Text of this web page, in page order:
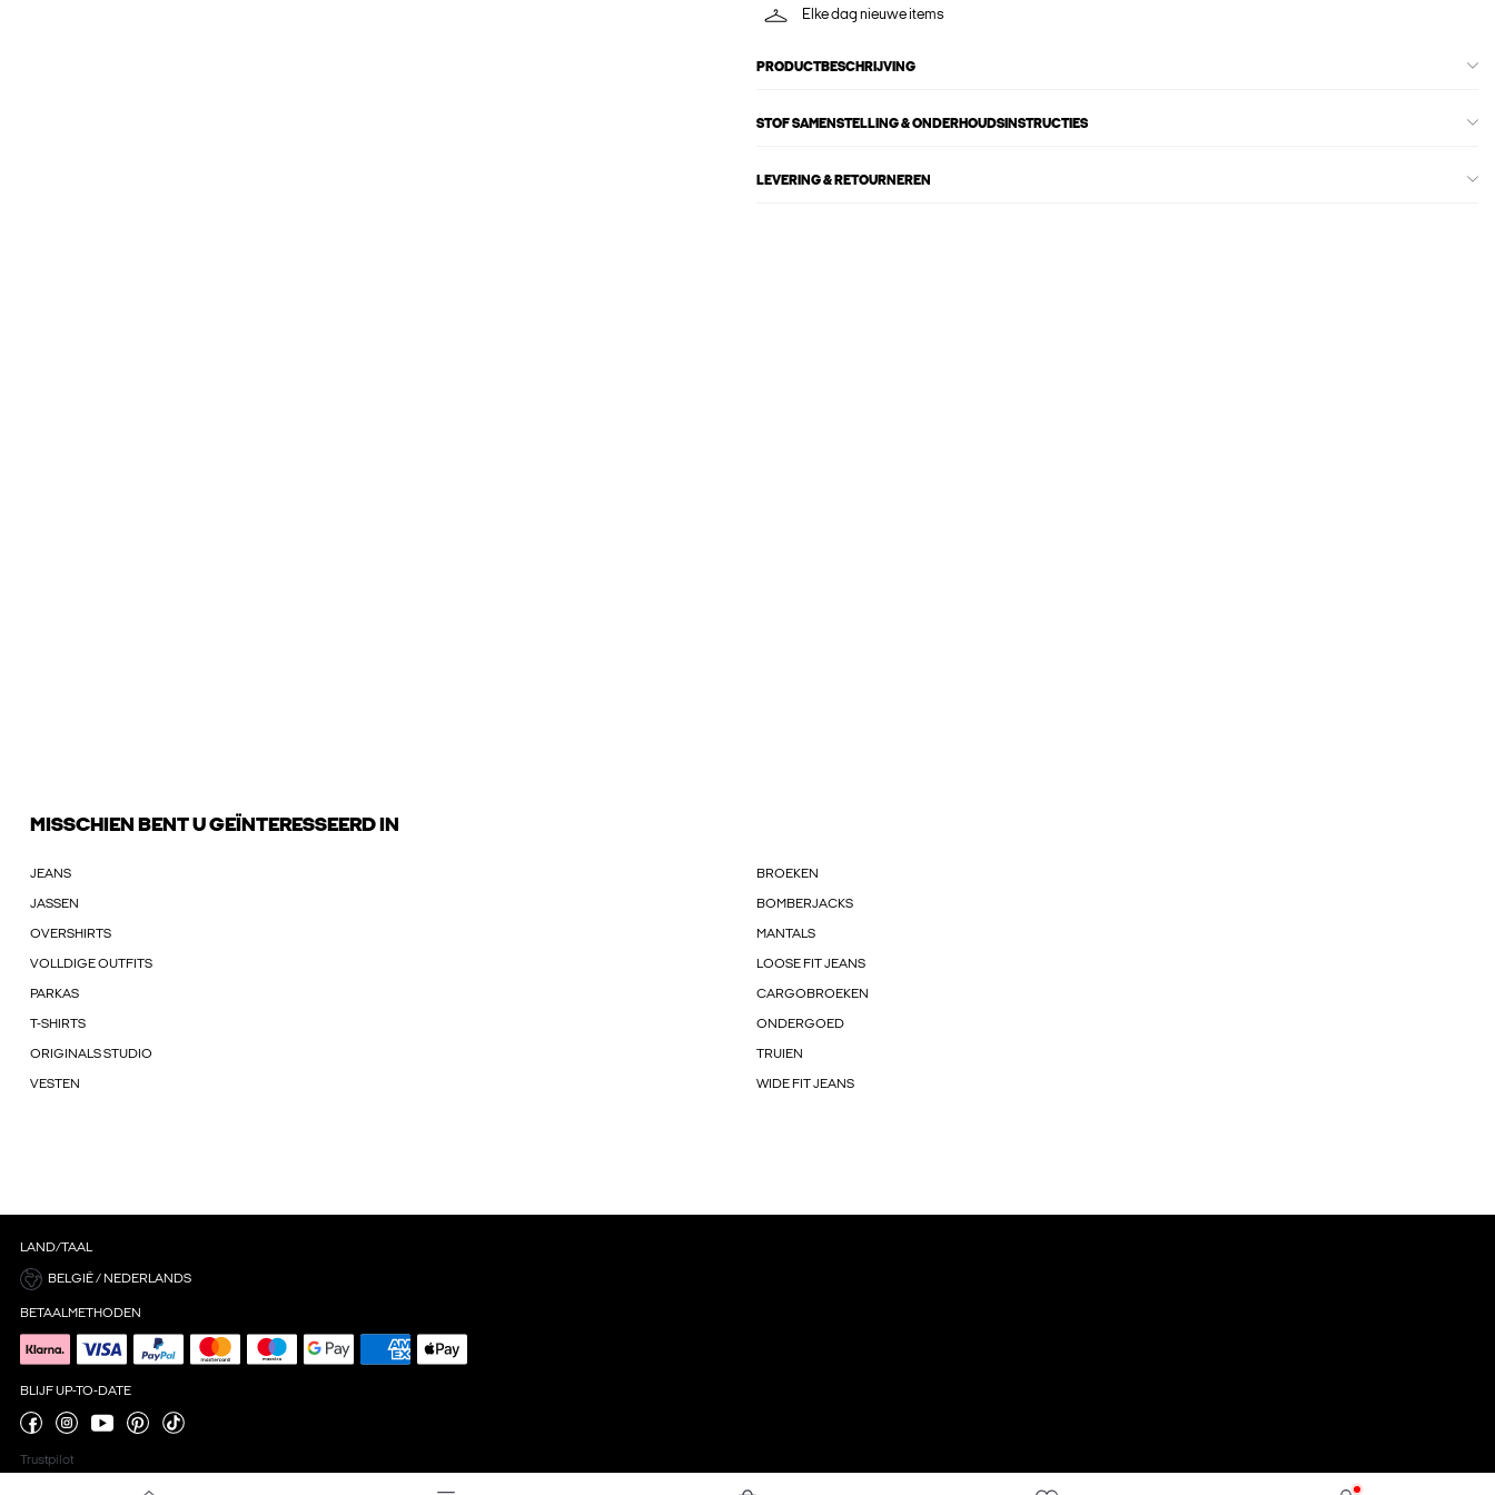
Elke dag nieuwe items
PRODUCTBESCHRIJVING
STOF SAMENSTELLING & ONDERHOUDSINSTRUCTIES
LEVERING & RETOURNEREN
MISSCHIEN BENT U GEÏNTERESSEERD IN
JEANS BROEKEN
JASSEN BOMBERJACKS
OVERSHIRTS MANTALS
VOLLDIGE OUTFITS LOOSE FIT JEANS
PARKAS CARGOBROEKEN
T-SHIRTS ONDERGOED
ORIGINALS STUDIO TRUIEN
VESTEN WIDE FIT JEANS
LAND/TAAL
BELGIË / NEDERLANDS
BETAALMETHODEN
BLIJF UP-TO-DATE
Trustpilot